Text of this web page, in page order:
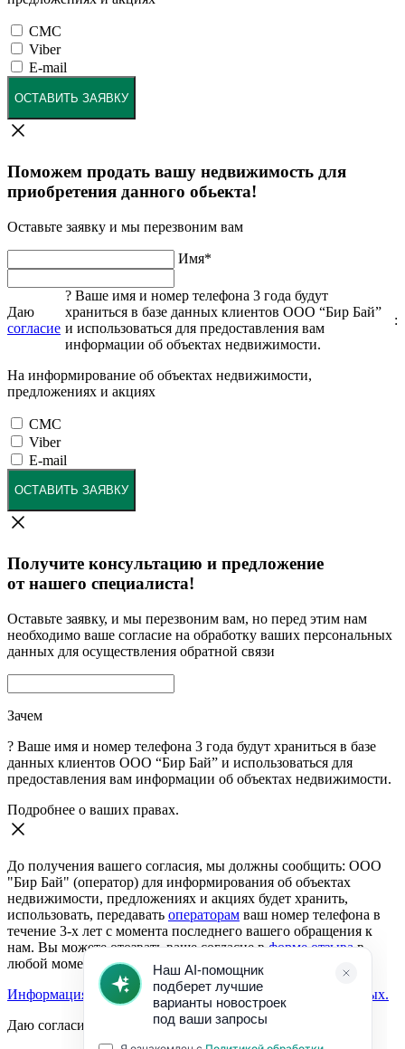
СМС
Viber
E-mail
ОСТАВИТЬ ЗАЯВКУ
Поможем продать вашу недвижимость для
приобретения данного обьекта!
Оставьте заявку и мы перезвоним вам
Имя*
Даю
согласие
? Ваше имя и номер телефона 3 года будут
храниться в базе данных клиентов ООО “Бир Бай”
и использоваться для предоставления вам
информации об объектах недвижимости.
:
На информирование об объектах недвижимости,
предложениях и акциях
СМС
Viber
E-mail
ОСТАВИТЬ ЗАЯВКУ
Получите консультацию и предложение
от нашего специалиста!
Оставьте заявку, и мы перезвоним вам, но перед этим нам
необходимо ваше согласие на обработку ваших персональных
данных для осуществления обратной связи
Зачем
? Ваше имя и номер телефона 3 года будут храниться в базе
данных клиентов ООО “Бир Бай” и использоваться для
предоставления вам информации об объектах недвижимости.
Подробнее о ваших правах.
До получения вашего согласия, мы должны сообщить: ООО
"Бир Бай" (оператор) для информирования об объектах
недвижимости, предложениях и акциях будет хранить,
использовать, передавать операторам ваш номер телефона в
течение 3-х лет с момента последнего вашего обращения к
нам. Вы можете отозвать ваше согласие вформе отзывав
любой момент.
Информация о согласии на обработку персональных данных.
Даю согласие: